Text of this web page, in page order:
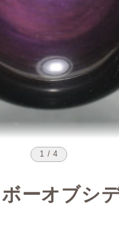
1 / 4
ーオブシ